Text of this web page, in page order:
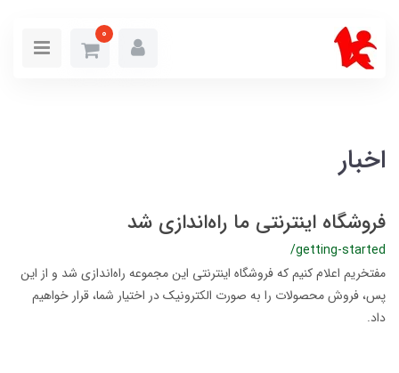
0
اخبار
فروشگاه اینترنتی ما راه‌اندازی شد
/getting-started
مفتخریم اعلام کنیم که فروشگاه اینترنتی این مجموعه راه‌اندازی شد و از این
پس، فروش محصولات را به صورت الکترونیک در اختیار شما، قرار خواهیم
داد.